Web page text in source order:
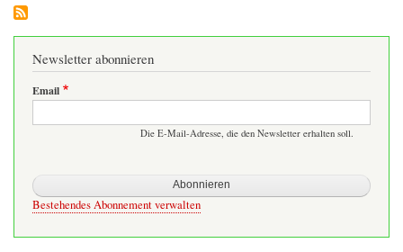
Newsletter abonnieren
Email
Die E-Mail-Adresse, die den Newsletter erhalten soll.
Bestehendes Abonnement verwalten